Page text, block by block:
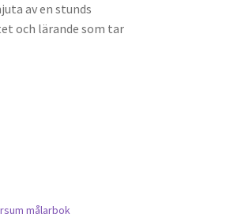
av en stunds
och lärande som tar